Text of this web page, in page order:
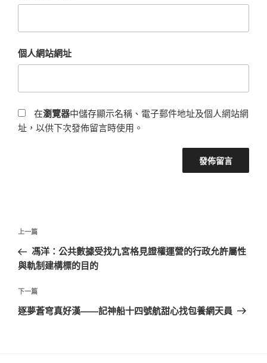
個人網站網址
在瀏覽器中儲存顯示名稱、電子郵件地址及個人網站網
址，以供下次發佈留言時使用。
文
導
覽
上
一
篇
章
上一篇
馮洋：公共數據受找九宮格見證權運營的行政允許屬性
與軌制建構標的目的
下
一
下一篇
逐夢蒼穹真好漢——記神船十四號航甜心找包養網天員